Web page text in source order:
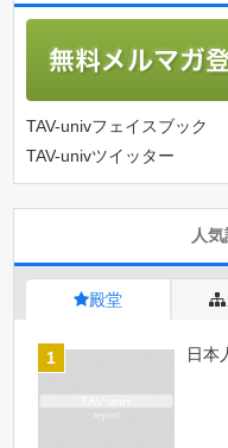
TAV-univフェイスブック
TAV-univツイッター
人
殿堂
日本